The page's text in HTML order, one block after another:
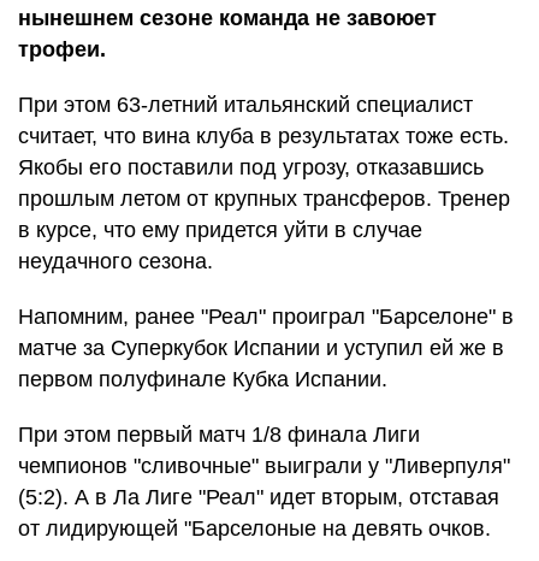
нынешнем сезоне команда не завоюет
трофеи.
При этом 63-летний итальянский специалист
считает, что вина клуба в результатах тоже есть.
Якобы его поставили под угрозу, отказавшись
прошлым летом от крупных трансферов. Тренер
в курсе, что ему придется уйти в случае
неудачного сезона.
Напомним, ранее "Реал" проиграл "Барселоне" в
матче за Суперкубок Испании и уступил ей же в
первом полуфинале Кубка Испании.
При этом первый матч 1/8 финала Лиги
чемпионов "сливочные" выиграли у "Ливерпуля"
(5:2). А в Ла Лиге "Реал" идет вторым, отставая
от лидирующей "Барселоные на девять очков.